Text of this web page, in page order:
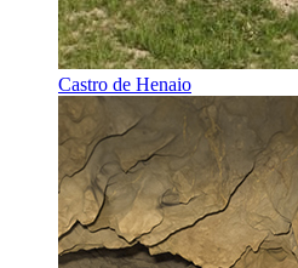
Castro de Henaio